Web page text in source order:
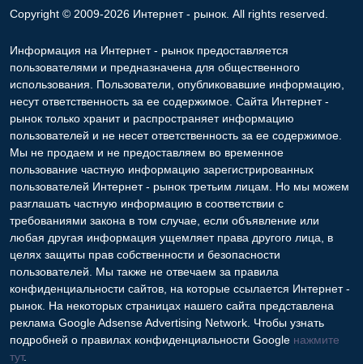
Copyright © 2009-2026 Интернет - рынок. All rights reserved.
Информация на Интернет - рынок предоставляется
пользователями и предназначена для общественного
использования. Пользователи, опубликовавшие информацию,
несут ответственность за ее содержимое. Сайта Интернет -
рынок только хранит и распространяет информацию
пользователей и не несет ответственность за ее содержимое.
Мы не продаем и не предоставляем во временное
пользование частную информацию зарегистрированных
пользователей Интернет - рынок третьим лицам. Но мы можем
разглашать частную информацию в соответствии с
требованиями закона в том случае, если объявление или
любая другая информация ущемляет права другого лица, в
целях защиты прав собственности и безопасности
пользователей. Мы также не отвечаем за правила
конфиденциальности сайтов, на которые ссылается Интернет -
рынок. На некоторых страницах нашего сайта представлена
реклама Google Adsense Advertising Network. Чтобы узнать
подробней о правилах конфиденциальности Google нажмите
тут.